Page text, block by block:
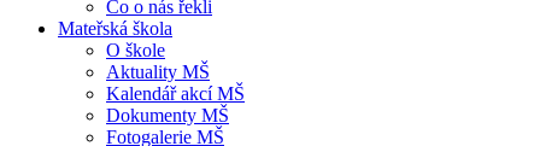
Co o nás řekli
Mateřská škola
O škole
Aktuality MŠ
Kalendář akcí MŠ
Dokumenty MŠ
Fotogalerie MŠ